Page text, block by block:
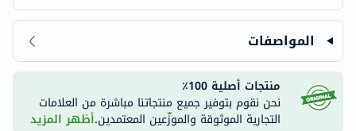
المواصفات
منتجات أصلية 100٪
نحن نقوم بتوفير جميع منتجاتنا مباشرة من العلامات
التجارية الموثوقة والموزّعين المعتمدين.أظهر المزيد